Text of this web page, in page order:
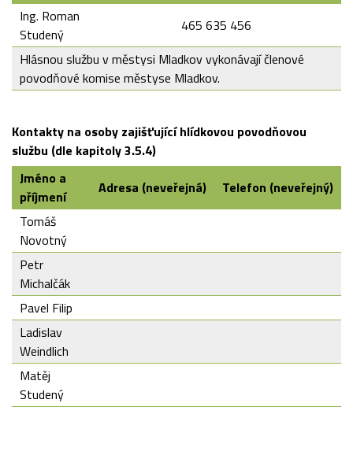
Ing. Roman
Studený
465 635 456
Hlásnou službu v městysi Mladkov vykonávají členové
povodňové komise městyse Mladkov.
Kontakty na osoby zajišťující hlídkovou povodňovou
službu (dle kapitoly 3.5.4)
Jméno a
příjmení
Adresa (neveřejná)
Telefon (neveřejný)
Tomáš
Novotný
Petr
Michalčák
Pavel Filip
Ladislav
Weindlich
Matěj
Studený